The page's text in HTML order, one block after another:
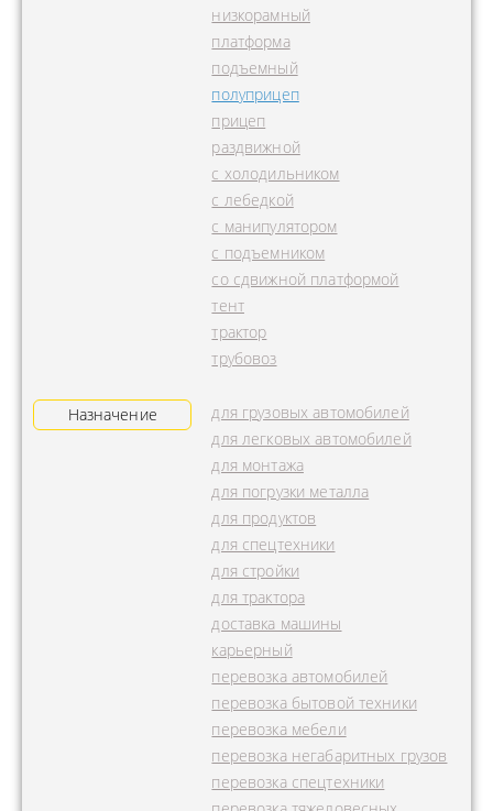
низкорамный
платформа
подъемный
полуприцеп
прицеп
раздвижной
с холодильником
с лебедкой
с манипулятором
с подъемником
со сдвижной платформой
тент
трактор
трубовоз
Назначение
для грузовых автомобилей
для легковых автомобилей
для монтажа
для погрузки металла
для продуктов
для спецтехники
для стройки
для трактора
доставка машины
карьерный
перевозка автомобилей
перевозка бытовой техники
перевозка мебели
перевозка негабаритных грузов
перевозка спецтехники